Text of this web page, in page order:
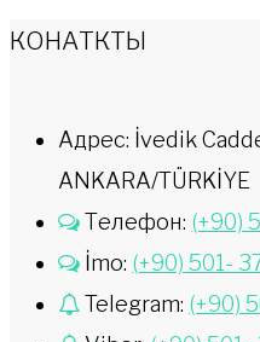
КОНАТКТЫ
Адрес: İvedik
ANKARA/TÜRKİYE
Телефон: (+90)
İmo: (+90) 501-
Telegram: (+90)